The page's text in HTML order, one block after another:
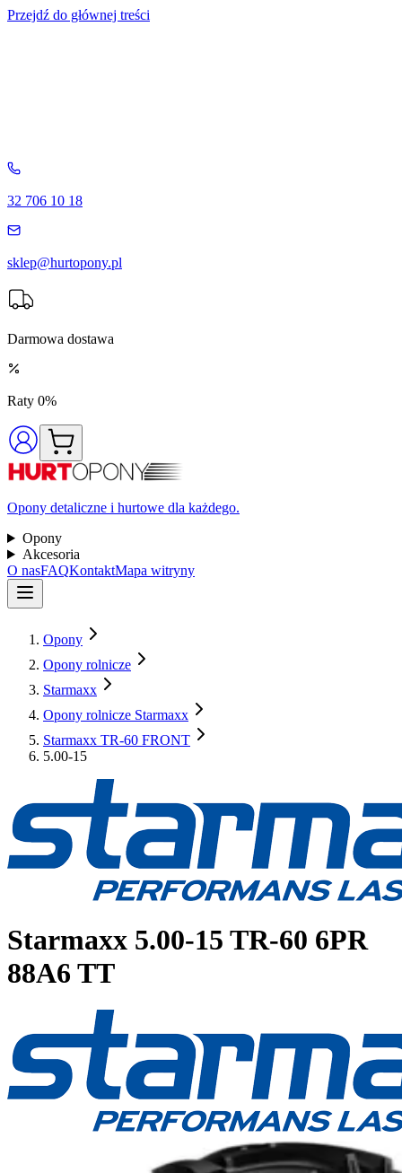
Przejdź do głównej treści
32 706 10 18
sklep@hurtopony.pl
Darmowa dostawa
Raty 0%
Opony detaliczne i hurtowe dla każdego.
Opony
Akcesoria
O nasFAQKontaktMapa witryny
Opony
Opony rolnicze
Starmaxx
Opony rolnicze Starmaxx
Starmaxx TR-60 FRONT
5.00-15
Starmaxx 5.00-15 TR-60 6PR
88A6 TT